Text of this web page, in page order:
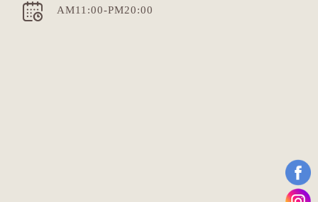
AM11:00-PM20:00